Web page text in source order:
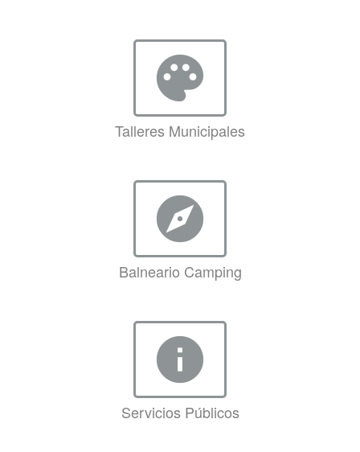
palette
Talleres Municipales
explore
Balneario Camping
info
Servicios Públicos